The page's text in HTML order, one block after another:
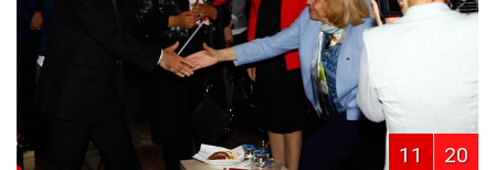
11 20